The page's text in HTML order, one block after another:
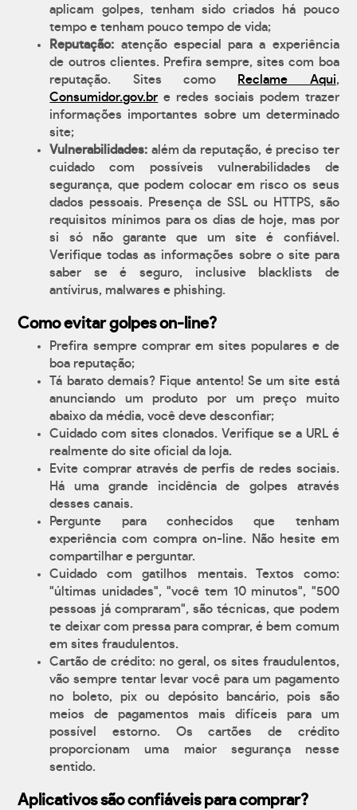
aplicam golpes, tenham sido criados há pouco
tempo e tenham pouco tempo de vida;
Reputação: atenção especial para a experiência
de outros clientes. Prefira sempre, sites com boa
reputação. Sites como
Reclame Aqui,
Consumidor.gov.br e redes sociais podem trazer
informações importantes sobre um determinado
site;
Vulnerabilidades: além da reputação, é preciso ter
cuidado com possíveis vulnerabilidades de
segurança, que podem colocar em risco os seus
dados pessoais. Presença de SSL ou HTTPS, são
requisitos mínimos para os dias de hoje, mas por
si só não garante que um site é confiável.
Verifique todas as informações sobre o site para
saber se é seguro, inclusive blacklists de
antívirus, malwares e phishing.
Como evitar golpes on-line?
Prefira sempre comprar em sites populares e de
boa reputação;
Tá barato demais? Fique antento! Se um site está
anunciando um produto por um preço muito
abaixo da média, você deve desconfiar;
Cuidado com sites clonados. Verifique se a URL é
realmente do site oficial da loja.
Evite comprar através de perfis de redes sociais.
Há uma grande incidência de golpes através
desses canais.
Pergunte para conhecidos que tenham
experiência com compra on-line. Não hesite em
compartilhar e perguntar.
Cuidado com gatilhos mentais. Textos como:
"últimas unidades", "você tem 10 minutos", "500
pessoas já compraram", são técnicas, que podem
te deixar com pressa para comprar, é bem comum
em sites fraudulentos.
Cartão de crédito: no geral, os sites fraudulentos,
vão sempre tentar levar você para um pagamento
no boleto, pix ou depósito bancário, pois são
meios de pagamentos mais difíceis para um
possível estorno. Os cartões de crédito
proporcionam uma maior segurança nesse
sentido.
Aplicativos são confiáveis para comprar?